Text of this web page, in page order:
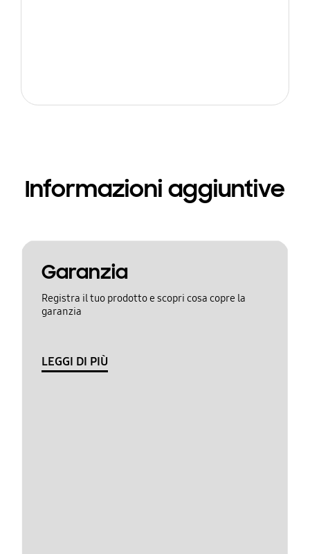
Informazioni aggiuntive
Garanzia
Registra il tuo prodotto e scopri cosa copre la
garanzia
LEGGI DI PIÙ